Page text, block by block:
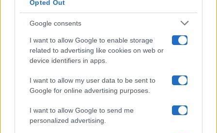
Opted Out
Google consents
I want to allow Google to enable storage
related to advertising like cookies on web or
device identifiers in apps.
I want to allow my user data to be sent to
Google for online advertising purposes.
I want to allow Google to send me
personalized advertising.
Isola Dei Famosi
Uomini E Donne
Maste S.r.l.
Chi siamo